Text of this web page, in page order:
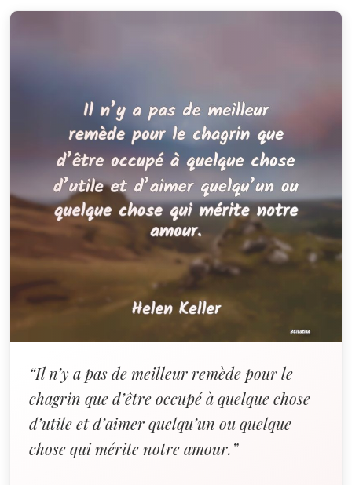
“Il n’y a pas de meilleur remède pour le
chagrin que d’être occupé à quelque chose
d’utile et d’aimer quelqu’un ou quelque
chose qui mérite notre amour.”